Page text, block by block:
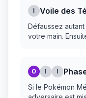
I Voile des
Défaussez
votre main.
O I I
Si le Pokémon